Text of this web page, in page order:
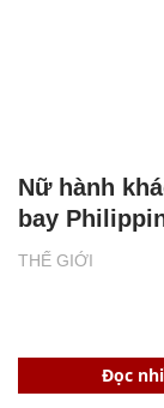
THẾ GIỚI
Nữ hành
bay
Đọc